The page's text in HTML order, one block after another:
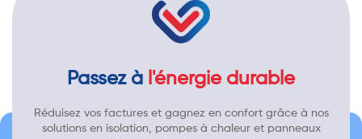
Passez à l'énergie durable
Réduisez vos factures et gagnez en confort grâce à nos
solutions en isolation, pompes à chaleur et panneaux